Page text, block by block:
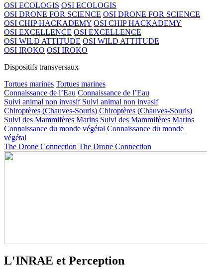
OSI ECOLOGIS OSI ECOLOGIS
OSI DRONE FOR SCIENCE OSI DRONE FOR SCIENCE
OSI CHIP HACKADEMY OSI CHIP HACKADEMY
OSI EXCELLENCE OSI EXCELLENCE
OSI WILD ATTITUDE OSI WILD ATTITUDE
OSI IROKO OSI IROKO
Dispositifs transversaux
Tortues marines Tortues marines
Connaissance de l’Eau Connaissance de l’Eau
Suivi animal non invasif Suivi animal non invasif
Chiroptères (Chauves-Souris) Chiroptères (Chauves-Souris)
Suivi des Mammifères Marins Suivi des Mammifères Marins
Connaissance du monde végétal Connaissance du monde
végétal
The Drone Connection The Drone Connection
L'INRAE et Perception